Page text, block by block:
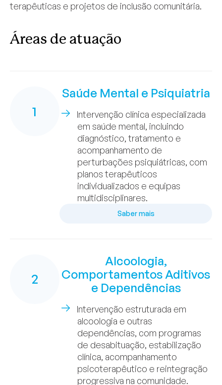
terapêuticas e projetos de inclusão comunitária.
Áreas de atuação
1
Saúde Mental e Psiquiatria
Intervenção clínica especializada
em saúde mental, incluindo
diagnóstico, tratamento e
acompanhamento de
perturbações psiquiátricas, com
planos terapêuticos
individualizados e equipas
multidisciplinares.
Saber mais
2
Alcoologia,
Comportamentos Aditivos
e Dependências
Intervenção estruturada em
alcoologia e outras
dependências, com programas
de desabituação, estabilização
clínica, acompanhamento
psicoterapêutico e reintegração
progressiva na comunidade.